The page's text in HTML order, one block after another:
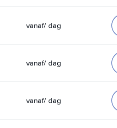
vanaf/ dag
vanaf/ dag
vanaf/ dag